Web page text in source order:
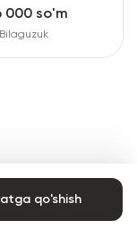
qo'shish
000 so'm